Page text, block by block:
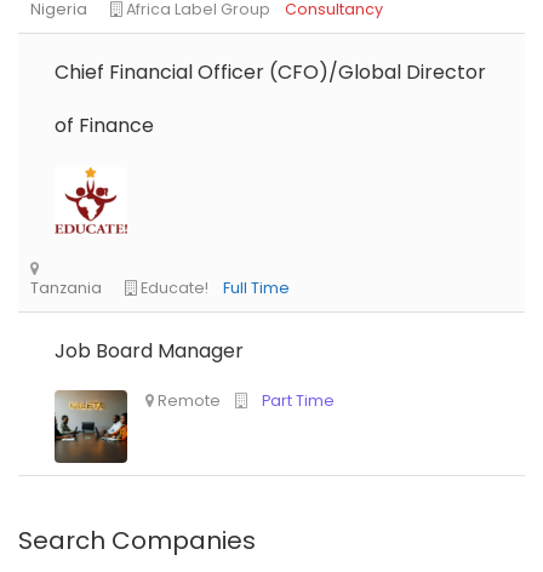
Chief Financial Officer (CFO)/Global Director
of Finance
Job Board Manager
Search Companies